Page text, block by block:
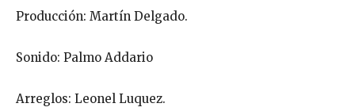
Producción: Martín Delgado.
Sonido: Palmo Addario
Arreglos: Leonel Luquez.